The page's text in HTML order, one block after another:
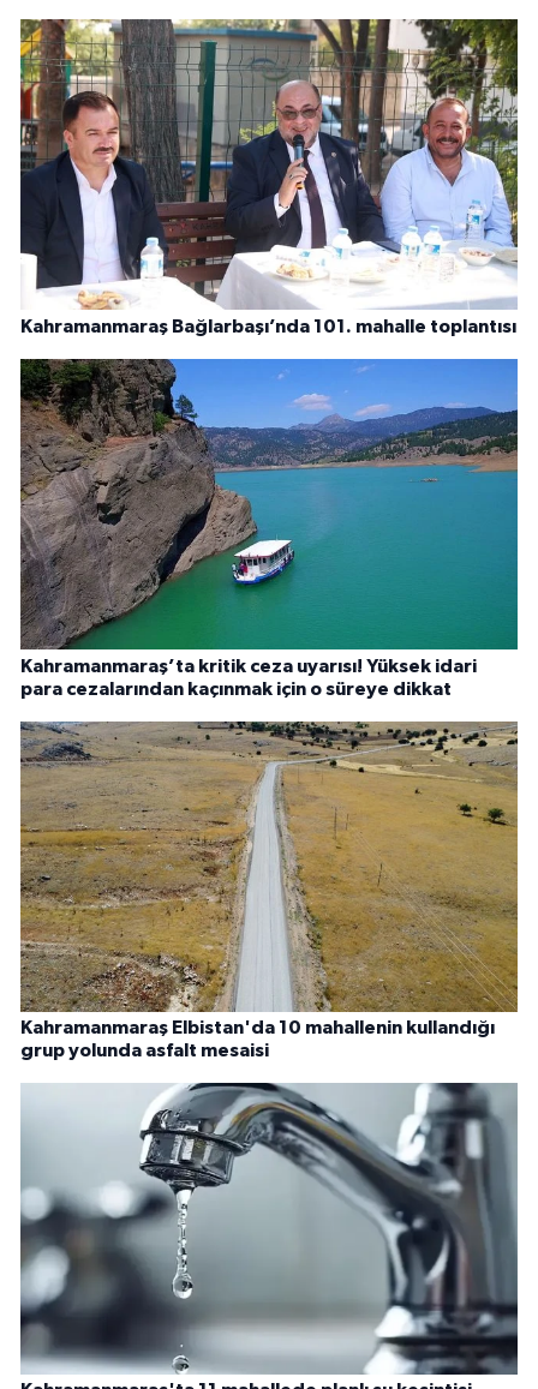
Kahramanmaraş Bağlarbaşı’nda 101. mahalle toplantısı
Kahramanmaraş’ta kritik ceza uyarısı! Yüksek idari
para cezalarından kaçınmak için o süreye dikkat
Kahramanmaraş Elbistan'da 10 mahallenin kullandığı
grup yolunda asfalt mesaisi